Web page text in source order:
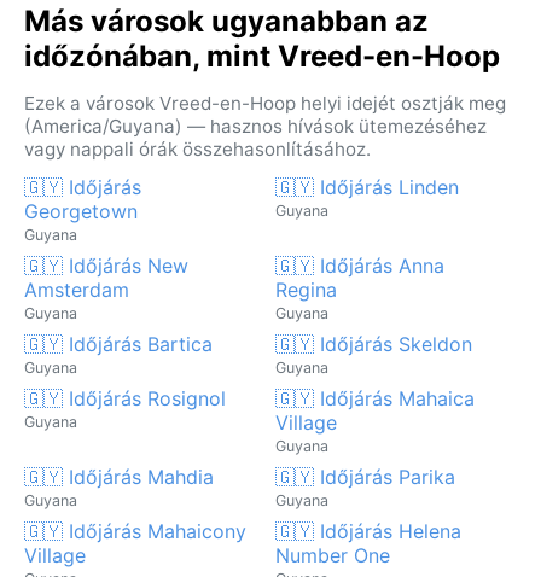
Más városok ugyanabban az
időzónában, mint Vreed-en-Hoop
Ezek a városok Vreed-en-Hoop helyi idejét osztják meg
(America/Guyana) — hasznos hívások ütemezéséhez
vagy nappali órák összehasonlításához.
🇬🇾 Időjárás
Georgetown
Guyana
🇬🇾 Időjárás Linden
Guyana
🇬🇾 Időjárás New
Amsterdam
Guyana
🇬🇾 Időjárás Anna
Regina
Guyana
🇬🇾 Időjárás Bartica
Guyana
🇬🇾 Időjárás Skeldon
Guyana
🇬🇾 Időjárás Rosignol
Guyana
🇬🇾 Időjárás Mahaica
Village
Guyana
🇬🇾 Időjárás Mahdia
Guyana
🇬🇾 Időjárás Parika
Guyana
🇬🇾 Időjárás Mahaicony
Village
🇬🇾 Időjárás Helena
Number One